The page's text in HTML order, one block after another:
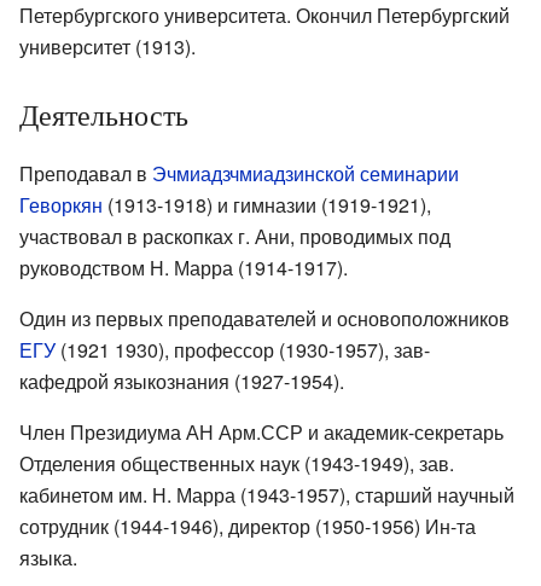
Петербургского университета. Окончил Петербургский
университет (1913).
Деятельность
Преподавал в Эчмиадзчмиадзинской семинарии
Геворкян (1913-1918) и гимназии (1919-1921),
участвовал в раскопках г. Ани, проводимых под
руководством Н. Марра (1914-1917).
Один из первых преподавателей и основоположников
ЕГУ (1921 1930), профессор (1930-1957), зав-
кафедрой языкознания (1927-1954).
Член Президиума АН Арм.ССР и академик-секретарь
Отделения общественных наук (1943-1949), зав.
кабинетом им. Н. Марра (1943-1957), старший научный
сотрудник (1944-1946), директор (1950-1956) Ин-та
языка.